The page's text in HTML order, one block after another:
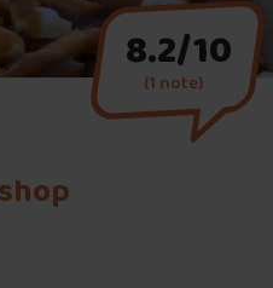
8.2/10
(1 note)
& Bottleshop">